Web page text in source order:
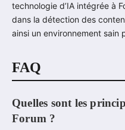
technologie d’IA intégrée à
dans la détection des
ainsi un environnement sain
FAQ
Quelles sont les
Forum ?